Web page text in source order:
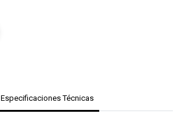
Especificaciones Técnicas